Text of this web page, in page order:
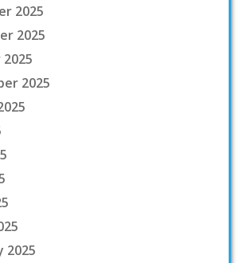
2025
2025
2025
2025